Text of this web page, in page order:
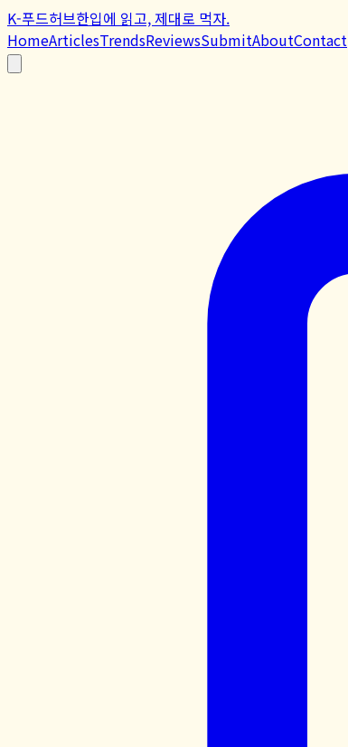
K-푸드허브한입에 읽고, 제대로 먹자.
HomeArticlesTrendsReviewsSubmitAboutContact